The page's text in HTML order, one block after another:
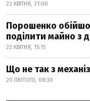
22 КВІТНЯ, 21:00
Порошенко
поділити майно з
22 КВІТНЯ, 15:15
Що не так з
20 ЛЮТОГО, 08:30